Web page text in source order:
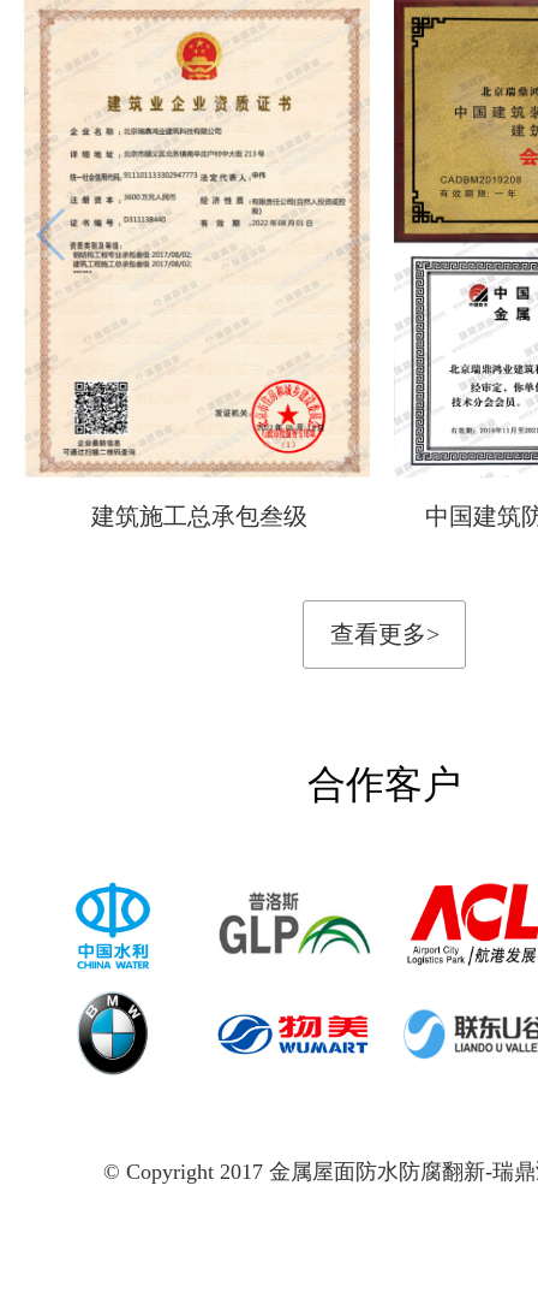
建筑施工总承包叁级 中国建筑
查看更多>
合作客户
© Copyright 2017 金属屋面防水防腐翻新-瑞